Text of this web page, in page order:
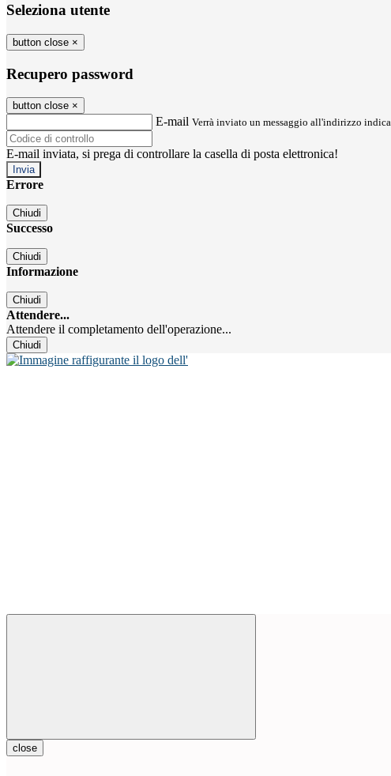
Seleziona utente
button close ×
Recupero password
button close ×
E-mail Verrà inviato un messaggio all'indirizzo
E-mail inviata, si prega di controllare la casella di posta elettronica!
Errore
Chiudi
Successo
Chiudi
Informazione
Chiudi
Attendere...
Attendere il completamento dell'operazione...
Chiudi
close